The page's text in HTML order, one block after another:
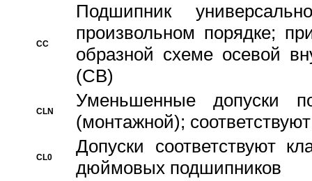
CC
Подшипник
произвольном порядке;
образной схеме осевой
(CB)
CLN
Уменьшенные
(монтажной);
CL0
Допуски соответствуют
дюймовых подшипников